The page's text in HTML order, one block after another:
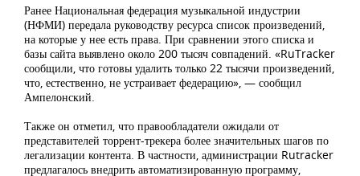
Ранее Национальная федерация музыкальной индустрии
(НФМИ) передала руководству ресурса список произведений,
на которые у нее есть права. При сравнении этого списка и
базы сайта выявлено около 200 тысяч совпадений. «RuTracker
сообщили, что готовы удалить только 22 тысячи произведений,
что, естественно, не устраивает федерацию», — сообщил
Ампелонский.
Также он отметил, что правообладатели ожидали от
представителей торрент-трекера более значительных шагов по
легализации контента. В частности, администрации Rutracker
предлагалось внедрить автоматизированную программу,